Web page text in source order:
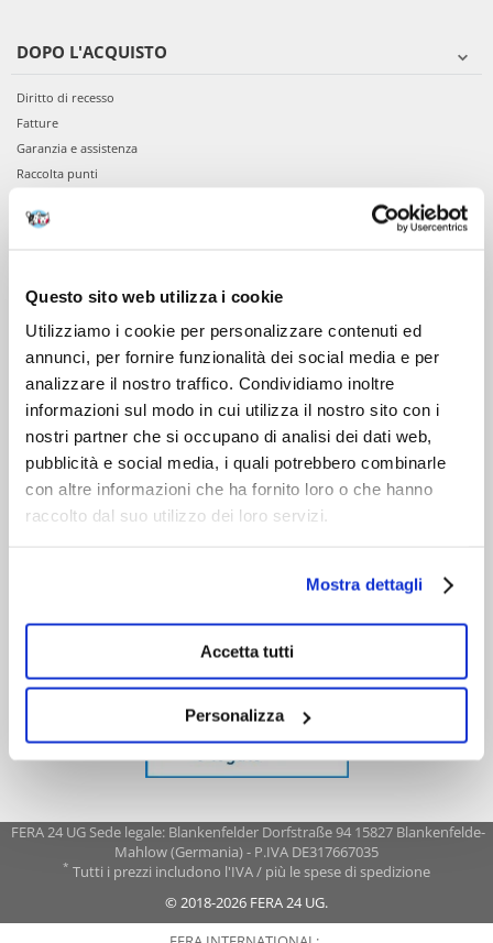
Questo sito web utilizza i cookie
Utilizziamo i cookie per personalizzare contenuti ed
annunci, per fornire funzionalità dei social media e per
analizzare il nostro traffico. Condividiamo inoltre
informazioni sul modo in cui utilizza il nostro sito con i
nostri partner che si occupano di analisi dei dati web,
pubblicità e social media, i quali potrebbero combinarle
con altre informazioni che ha fornito loro o che hanno
raccolto dal suo utilizzo dei loro servizi.
Mostra dettagli
Accetta tutti
Personalizza
DOPO L'ACQUISTO
Diritto di recesso
Fatture
Garanzia e assistenza
Raccolta punti
VIENI A CONOSCERCI
Servizio clienti
FERA 24 UG Sede legale: Blankenfelder Dorfstraße 94 15827 Blankenfelde-
Mahlow (Germania) - P.IVA DE317667035
* Tutti i prezzi includono l'IVA / più le spese di spedizione
© 2018-2026 FERA 24 UG.